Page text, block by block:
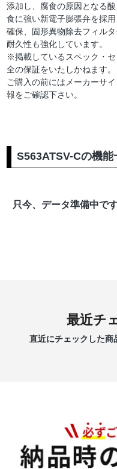
添加し、腐食の原因となる
食に強い新電子膨張弁を採
確保、固形異物除去フィル
耐久性も強化しています。
※掲載しているスペック・
全の保証をいたしかねます。
ご購入の前にはメーカーサ
報をご確認下さい。
S563ATSV-Cの機能
只今、データ準備中です
最近チ
直近にチェックした商